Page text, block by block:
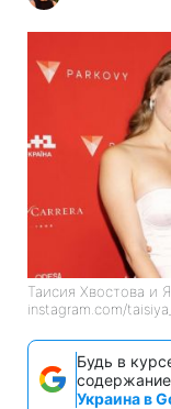
Таисия Хвостова и
instagram.com/
Будь в
Украина в